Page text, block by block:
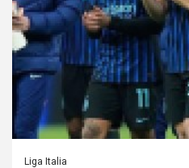
Liga Italia